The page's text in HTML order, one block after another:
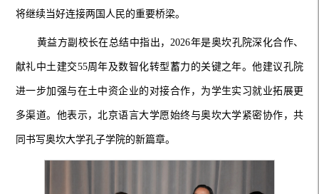
将继续当好连接两国人民的重要桥梁。
黄益方副校长在总结中指出，2026年是奥坎孔院深化合作、
献礼中土建交55周年及数智化转型蓄力的关键之年。他建议孔院
进一步加强与在土中资企业的对接合作，为学生实习就业拓展更
多渠道。他表示，北京语言大学愿始终与奥坎大学紧密协作，共
同书写奥坎大学孔子学院的新篇章。